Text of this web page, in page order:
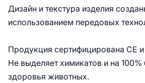
Дизайн и текстура изделия
использованием передовых
Продукция сертифицирована CE
Не выделяет химикатов и на 100%
здоровья животных.